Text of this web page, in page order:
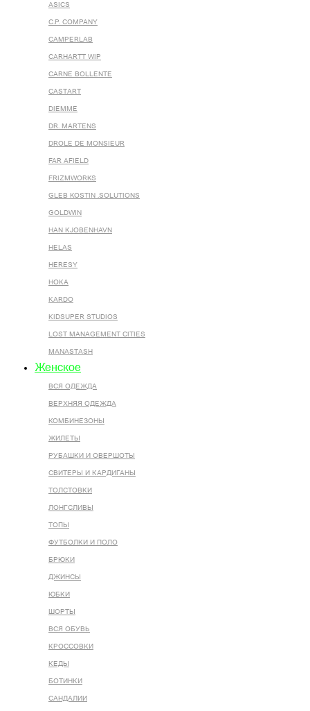
ASICS
C.P. COMPANY
CAMPERLAB
CARHARTT WIP
CARNE BOLLENTE
CASTART
DIEMME
DR. MARTENS
DROLE DE MONSIEUR
FAR AFIELD
FRIZMWORKS
GLEB KOSTIN .SOLUTIONS
GOLDWIN
HAN KJOBENHAVN
HELAS
HERESY
HOKA
KARDO
KIDSUPER STUDIOS
LOST MANAGEMENT CITIES
MANASTASH
Женское
ВСЯ ОДЕЖДА
ВЕРХНЯЯ ОДЕЖДА
КОМБИНЕЗОНЫ
ЖИЛЕТЫ
РУБАШКИ И ОВЕРШОТЫ
СВИТЕРЫ И КАРДИГАНЫ
ТОЛСТОВКИ
ЛОНГСЛИВЫ
ТОПЫ
ФУТБОЛКИ И ПОЛО
БРЮКИ
ДЖИНСЫ
ЮБКИ
ШОРТЫ
ВСЯ ОБУВЬ
КРОССОВКИ
КЕДЫ
БОТИНКИ
САНДАЛИИ